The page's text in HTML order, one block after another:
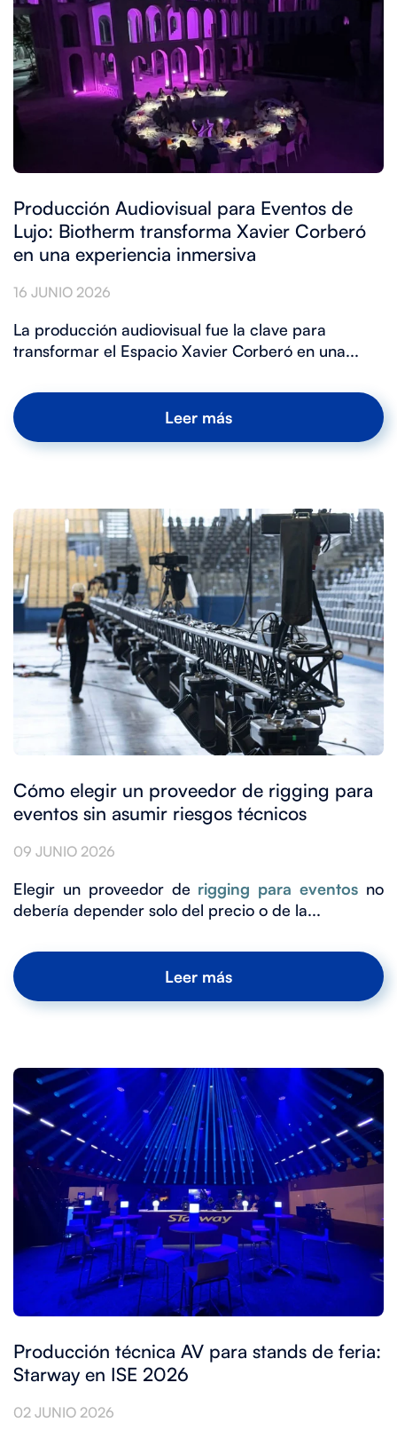
Producción Audiovisual para Eventos de
Lujo: Biotherm transforma Xavier Corberó
en una experiencia inmersiva
16 JUNIO 2026
La producción audiovisual fue la clave para
transformar el Espacio Xavier Corberó en una...
Leer más
Cómo elegir un proveedor de rigging para
eventos sin asumir riesgos técnicos
09 JUNIO 2026
Elegir un proveedor de rigging para eventos no
debería depender solo del precio o de la...
Leer más
Producción técnica AV para stands de feria:
Starway en ISE 2026
02 JUNIO 2026